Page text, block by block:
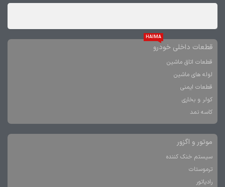
قطعات داخلی خودرو
HAIMA
قطعات اتاق ماشین
لوله های ماشین
قطعات ایمنی
کولر و بخاری
کاسه نمد
موتور و اگزور
سیستم خنک کننده
ترموستات
رادیاتور